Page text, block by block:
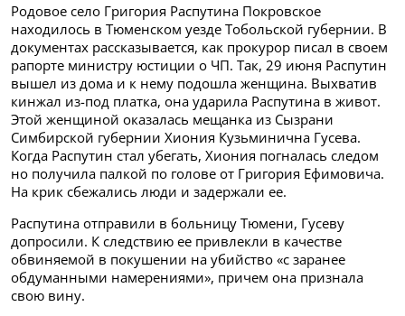
Родовое село Григория Распутина Покровское
находилось в Тюменском уезде Тобольской губернии. В
документах рассказывается, как прокурор писал в своем
рапорте министру юстиции о ЧП. Так, 29 июня Распутин
вышел из дома и к нему подошла женщина. Вы­хватив
кинжал из-под платка, она ударила Распутина в живот.
Этой женщиной оказалась мещанка из Сызрани
Симбирской губернии Хиония Кузьминична Гусева.
Когда Распутин стал убегать, Хио­ния погналась следом
но получила палкой по голове от Григория Ефимовича.
На крик сбежались люди и задержали ее.
Распутина отправили в больницу Тюмени, Гусеву
допросили. К следствию ее привлекли в качестве
обвиняемой в покушении на убийство «с заранее
обдуманными намерениями», причем она признала
свою вину.